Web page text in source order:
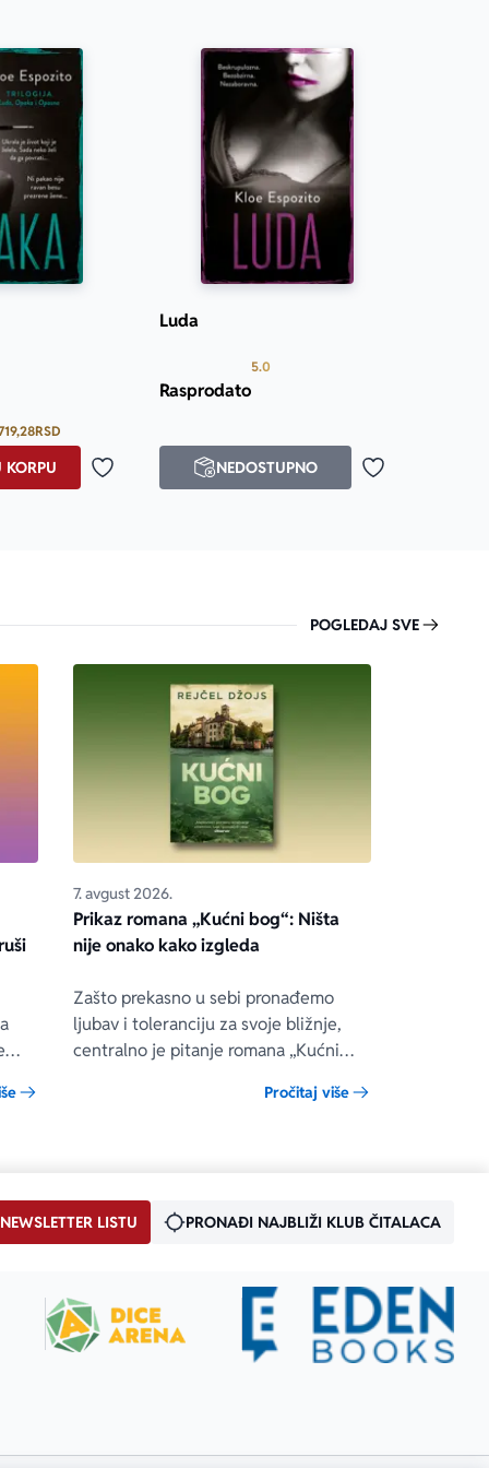
RSD
Dodaj u omiljene
Luda
5.0
Rasprodato
Dodaj u
NEDOSTUPNO
POGLEDAJ SVE
7. avgust 2026.
Prikaz romana „Kućni bog“: Ništa
nije onako kako izgleda
Zašto prekasno u sebi pronađemo
ljubav i toleranciju za svoje bližnje,
centralno je pitanje romana „Kućni
kojem se prepliću teme porodice,
Pročitaj više
LISTU PRONAĐI NAJBLIŽI KLUB ČITALACA